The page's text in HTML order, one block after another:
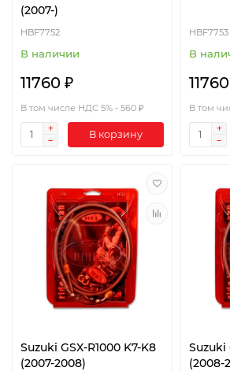
(2007-)
HBF7752
В наличии
11760 ₽
В том числе НДС 5% - 560 ₽
В корзину
HBF7753
В
В том
Suzuki GSX-R1000 K7-K8
(2007-2008)
Suzuki
(2008-